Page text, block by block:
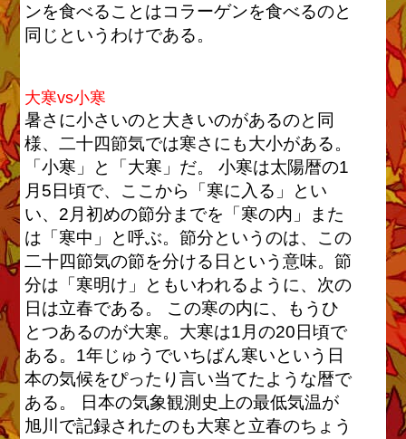
ンを食べることはコラーゲンを食べるのと
同じというわけである。
大寒vs小寒
暑さに小さいのと大きいのがあるのと同
様、二十四節気では寒さにも大小がある。
「小寒」と「大寒」だ。 小寒は太陽暦の1
月5日頃で、ここから「寒に入る」とい
い、2月初めの節分までを「寒の内」また
は「寒中」と呼ぶ。節分というのは、この
二十四節気の節を分ける日という意味。節
分は「寒明け」ともいわれるように、次の
日は立春である。 この寒の内に、もうひ
とつあるのが大寒。大寒は1月の20日頃で
ある。1年じゅうでいちばん寒いという日
本の気候をぴったり言い当てたような暦で
ある。 日本の気象観測史上の最低気温が
旭川で記録されたのも大寒と立春のちょう